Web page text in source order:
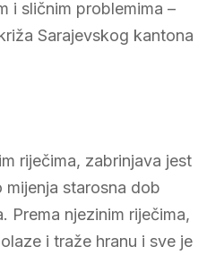
i sličnim problemima –
Sarajevskog kantona
riječima, zabrinjava jest
mijenja starosna dob
Prema njezinim riječima,
i traže hranu i sve je